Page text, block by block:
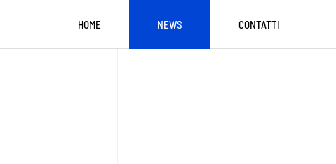
HOME NEWS CONTATTI